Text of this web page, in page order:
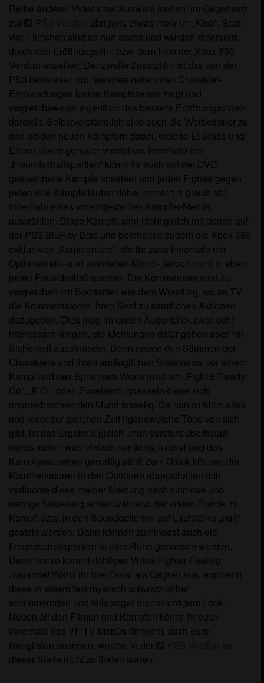
Reihe anderer Videos zur Auswahl stehen: im Gegensatz
zur
übrigens etwas mehr im „Kino“. Statt
vier Filmchen sind es nun sechs und wurden einerseits
durch den Eröffnungsfilm bzw. dem Intro der Xbox 360
Version erweitert. Der zweite Zusatzfilm ist das von der
PS3 bekannte Intro, welches neben den Charakter-
Einblendungen kleine Kampfszenen zeigt und
vergleichsweise eigentlich das bessere Eröffnungsvideo
darstellt. Selbstverständlich sind auch die Werbetrailer zu
den beiden neuen Kämpfern dabei, welche El Blaze und
Eileen etwas genauer vorstellen. Innerhalb der
„Freundschaftspartien“ könnt ihr euch auf der DVD
gespeicherte Kämpfe ansehen und jeden Fighter gegen
jeden (die Kämpfe laufen dabei immer 1:1 gleich ab)
innerhalb eines voreingestellten Kämpfer-Menüs
auswählen. Diese Kämpfe sind nicht gleich mit denen auf
der PS3 BluRay Disc und beinhalten zudem die Xbox 360
exklusiven „Kommentare“, die ihr zwar innerhalb der
Optionen ein- und ausstellen könnt - jedoch nicht in eben
jenen Freundschaftspartien. Die Kommentare sind zu
vergleichen mit Sportarten wie dem Wrestling, wo im TV
die Kommentatoren ihren Senf zu sämtlichen Aktionen
dazugeben. Dies mag im ersten Augenblick zwar sehr
interessant klingen, die Meinungen dafür gehen aber mit
Sicherheit auseinander. Denn neben den Stimmen der
Charaktere und ihren anfänglichen Statements vor einem
Kampf und des Sprechers Worte rund um „Fight 5 Ready
Go“, „K.O.“ oder „Excellent“, quasseln diese sich
ununterbrochen den Mund fusselig. Da nun wirklich alles
und jeder zur gleichen Zeit irgendwelche Töne von sich
gibt, ist das Ergebnis gleich „man versteht überhaupt
nichts mehr“, was einfach nur tierisch nervt und das
Kampfgeschehen gewaltig stört! Zum Glück können die
Kommentatoren in den Optionen abgeschalten (ich
verfluchte diese meiner Meinung nach sinnlose und
nervige Neuerung schon während der ersten Runde im
Kampf) bzw. in den Soundoptionen auf Lautstärke „null“
gestellt werden. Dann können zumindest auch die
Freundschaftspartien in aller Ruhe genossen werden.
Denn nur so kommt richtiges Virtua Fighter Feeling
zustande! Wählt ihr hier Dural als Gegner aus, erscheint
diese in einem fast mystisch schwarz-silber
schimmernden und teils sogar durchsichtigem Look.
Neben all den Filmen und Kämpfen könnt ihr euch
innerhalb des VF-TV Menüs übrigens auch eure
Ranglisten ansehen, welche in der
an
dieser Stelle nicht zu finden waren.